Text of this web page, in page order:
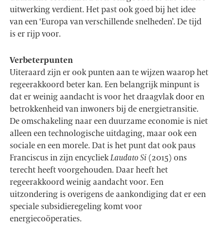
uitwerking verdient. Het past ook goed bij het idee
van een ‘Europa van verschillende snelheden’. De tijd
is er rijp voor.
Verbeterpunten
Uiteraard zijn er ook punten aan te wijzen waarop het
regeerakkoord beter kan. Een belangrijk minpunt is
dat er weinig aandacht is voor het draagvlak door en
betrokkenheid van inwoners bij de energietransitie.
De omschakeling naar een duurzame economie is niet
alleen een technologische uitdaging, maar ook een
sociale en een morele. Dat is het punt dat ook paus
Franciscus in zijn encycliekLaudato Si (2015) ons
terecht heeft voorgehouden. Daar heeft het
regeerakkoord weinig aandacht voor. Een
uitzondering is overigens de aankondiging dat er een
speciale subsidieregeling komt voor
energiecoöperaties.